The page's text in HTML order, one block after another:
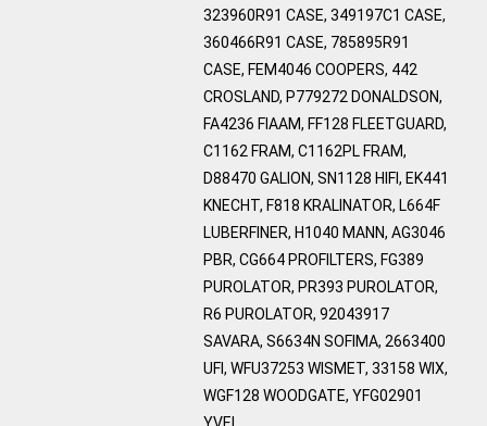
323960R91 CASE, 349197C1 CASE,
360466R91 CASE, 785895R91
CASE, FEM4046 COOPERS, 442
CROSLAND, P779272 DONALDSON,
FA4236 FIAAM, FF128 FLEETGUARD,
C1162 FRAM, C1162PL FRAM,
D88470 GALION, SN1128 HIFI, EK441
KNECHT, F818 KRALINATOR, L664F
LUBERFINER, H1040 MANN, AG3046
PBR, CG664 PROFILTERS, FG389
PUROLATOR, PR393 PUROLATOR,
R6 PUROLATOR, 92043917
SAVARA, S6634N SOFIMA, 2663400
UFI, WFU37253 WISMET, 33158 WIX,
WGF128 WOODGATE, YFG02901